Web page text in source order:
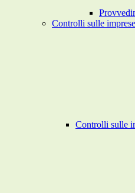
Controlli sulle imprese
Controlli sulle